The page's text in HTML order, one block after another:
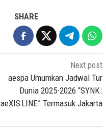
SHARE
Next post
aespa Umumkan Jadwal Tur
Dunia 2025-2026 “SYNK :
aeXIS LINE” Termasuk Jakarta